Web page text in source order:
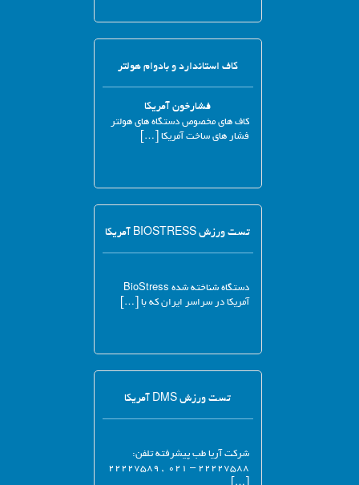
کاف استاندارد و بادوام هولتر
فشارخون آمریکا
کاف های مخصوص دستگاه های هولتر
فشار های ساخت آمریکا […]
تست ورزش BIOSTRESS آمریکا
دستگاه شناخته شده BioStress
آمریکا در سراسر ایران که با […]
تست ورزش DMS آمریکا
شرکت آریا طب پیشرفته تلفن:
۲۲۲۲۷۵۸۸ – ۰۲۱ , ۲۲۲۲۷۵۸۹